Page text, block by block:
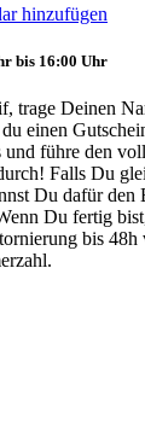
hinzufügen
bis 16:00 Uhr
trage Deinen
einen
führe den
Falls Du
Du dafür den
Du fertig
bis